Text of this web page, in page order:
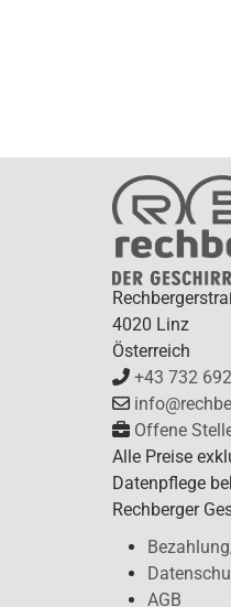
4020 Linz
Österreich
+43 732
Offene
Alle Preise
Datenpflege
Rechberger
AGB